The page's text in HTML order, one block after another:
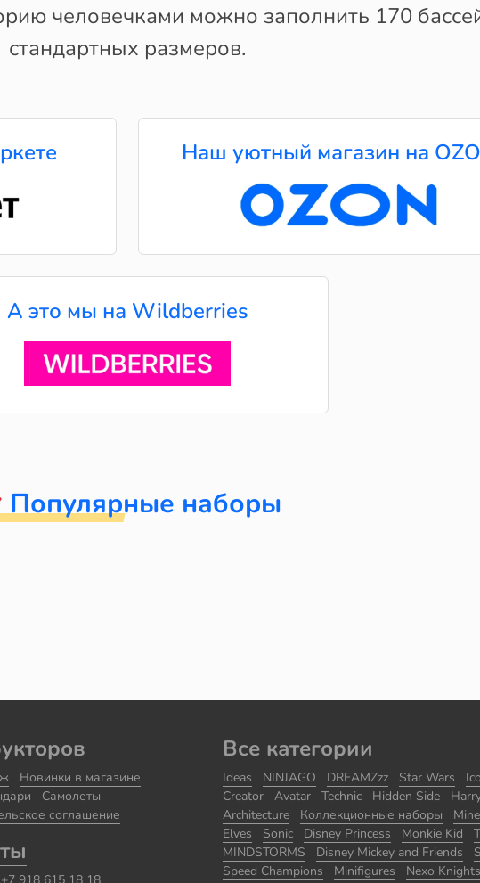
человечками можно заполнить 170
стандартных размеров.
Наш уютный магазин на
А это мы на Wildberries
Популярные наборы
Новинки в магазине
Самолеты
соглашение
Все категории
Ideas NINJAGO DREAMZzz Star Wars
Creator
Avatar Technic Hidden Side
Architecture
Коллекционные наборы
Elves
Sonic Disney Princess Monkie Kid
MINDSTORMS
Disney Mickey and Friends
Speed Champions
Minifigures Nexo Knights